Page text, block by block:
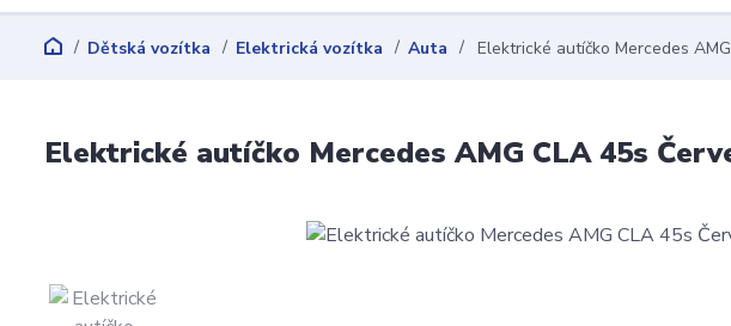
Dětská vozítka Elektrická vozítka Auta Elektrické autíčko Mercedes
Elektrické autíčko Mercedes AMG CLA 45s